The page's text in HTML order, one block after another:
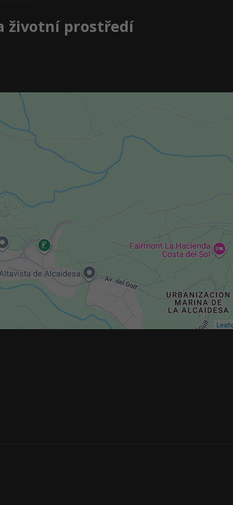
životní prostředí